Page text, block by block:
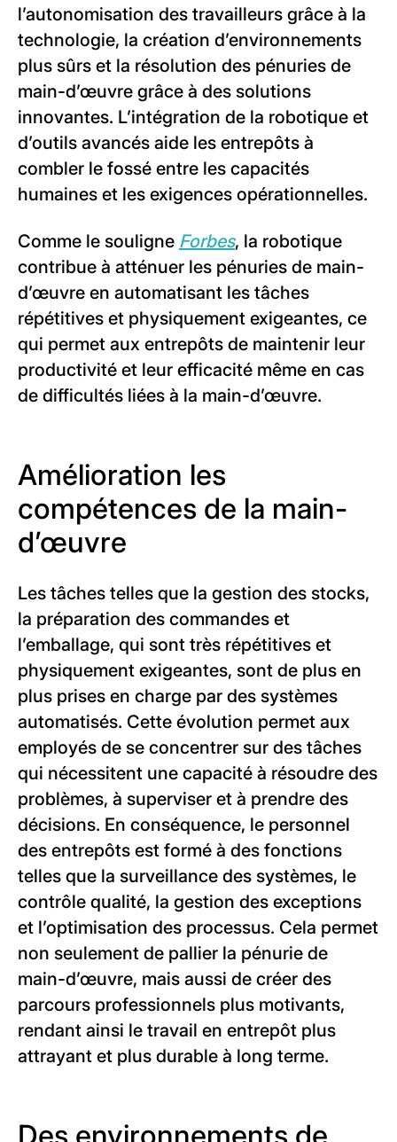
l’autonomisation des travailleurs grâce à la
technologie, la création d’environnements
plus sûrs et la résolution des pénuries de
main-d’œuvre grâce à des solutions
innovantes. L’intégration de la robotique et
d’outils avancés aide les entrepôts à
combler le fossé entre les capacités
humaines et les exigences opérationnelles.
Comme le souligne Forbes, la robotique
contribue à atténuer les pénuries de main-
d’œuvre en automatisant les tâches
répétitives et physiquement exigeantes, ce
qui permet aux entrepôts de maintenir leur
productivité et leur efficacité même en cas
de difficultés liées à la main-d’œuvre.
Amélioration les
compétences de la main-
d’œuvre
Les tâches telles que la gestion des stocks,
la préparation des commandes et
l’emballage, qui sont très répétitives et
physiquement exigeantes, sont de plus en
plus prises en charge par des systèmes
automatisés. Cette évolution permet aux
employés de se concentrer sur des tâches
qui nécessitent une capacité à résoudre des
problèmes, à superviser et à prendre des
décisions. En conséquence, le personnel
des entrepôts est formé à des fonctions
telles que la surveillance des systèmes, le
contrôle qualité, la gestion des exceptions
et l’optimisation des processus. Cela permet
non seulement de pallier la pénurie de
main-d’œuvre, mais aussi de créer des
parcours professionnels plus motivants,
rendant ainsi le travail en entrepôt plus
attrayant et plus durable à long terme.